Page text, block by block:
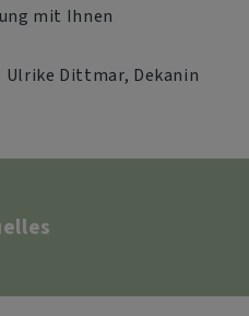
mit Ihnen
Dittmar, Dekanin